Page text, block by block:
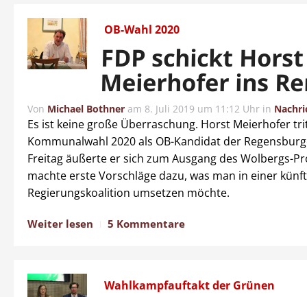
OB-Wahl 2020
FDP schickt Horst
Meierhofer ins
Von Michael Bothner am 8. Juli 2019 um 11:12 Uhr in
Es ist keine große Überraschung. Horst Meierhofer
Kommunalwahl 2020 als OB-Kandidat der
Freitag äußerte er sich zum Ausgang des Wolbergs-
machte erste Vorschläge dazu, was man in einer
Regierungskoalition umsetzen möchte.
Weiter lesen 5 Kommentare
Wahlkampfauftakt der Grünen